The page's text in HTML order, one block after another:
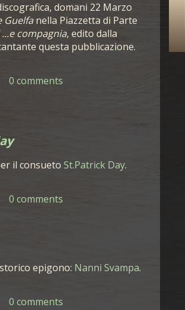
domani 22 Marzo
Guelfanella Piazzetta di Parte
compagnia, edito dalla
questa pubblicazione.
0 comments
il consueto St.Patrick Day.
0 comments
epigono: Nanni Svampa.
0 comments